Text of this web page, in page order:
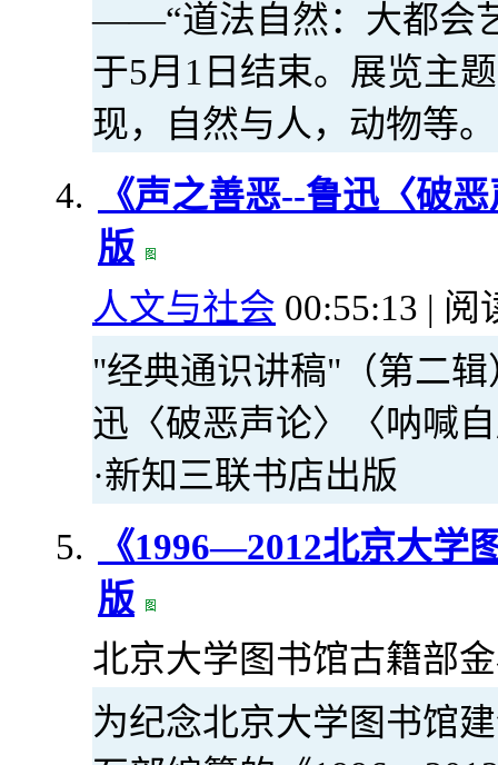
——“道法自然：大都会
于5月1日结束。展览主
现，自然与人，动物等。
《声之善恶--鲁迅〈破
版
人文与社会 00:55:13 | 阅
"经典通识讲稿"（第二
迅〈破恶声论〉〈呐喊
·新知三联书店出版
《1996—2012北京大学
版
北京大学图书馆古籍部
为纪念北京大学图书馆